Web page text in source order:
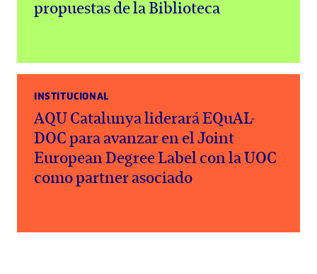
propuestas de la Biblioteca
INSTITUCIONAL
AQU Catalunya liderará EQuAL-
DOC para avanzar en el Joint
European Degree Label con la UOC
como partner asociado